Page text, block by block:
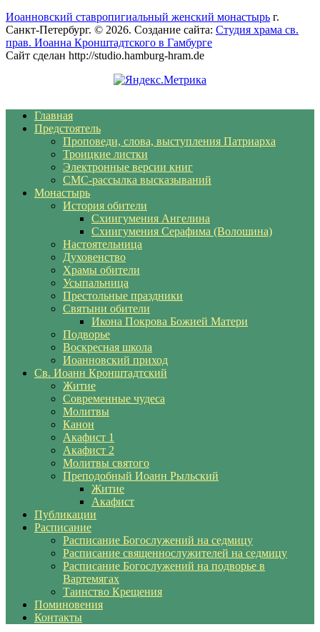
Иоанновский ставропигиальный женский монастырь г.
Санкт-Петербург. © 2026. Создание сайта: Студия храма св.
прав. Иоанна Кронштадтского в Гамбурге
Сайт сделан http://studio.hamburg-hram.de
Главная
Предстоятель
Проповеди, слова, выступления Патриарха
Троицкие листки
Электронные версии книг
СМС-рассылка высказываний
Монастырь
История обители
Схиигумения Ангелина
Схиигумения Серафима (Волошина)
Настоятельница
Духовенство
Храмы обители
Усыпальница
Престольные праздники
Святыни обители
Икона Покрова Божией Матери
Подворье
Воскресная школа
Иоанновский приход
Св. Иоанн Кронштадтский
Житие
Современные чудеса
Молитвы
Канон
Акафист 1
Акафист 2
Молитвы святого
Преподобный Иоанн Рыльский
Житие
Акафист
Публикации
Расписание
Расписание Богослужений на седмицу
Расписание священнослужителей на седмицу
Расписание Богослужений на подворье в
Вартемягах
Таинство Крещения
Поминовения
Контакты